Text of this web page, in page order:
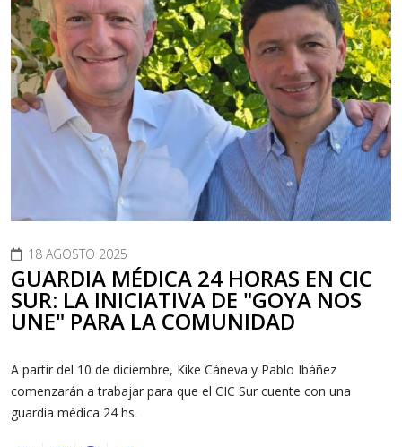
18 AGOSTO 2025
GUARDIA MÉDICA 24 HORAS EN CIC
SUR: LA INICIATIVA DE "GOYA NOS
UNE" PARA LA COMUNIDAD
A partir del 10 de diciembre, Kike Cáneva y Pablo Ibáñez
comenzarán a trabajar para que el CIC Sur cuente con una
guardia médica 24 hs.